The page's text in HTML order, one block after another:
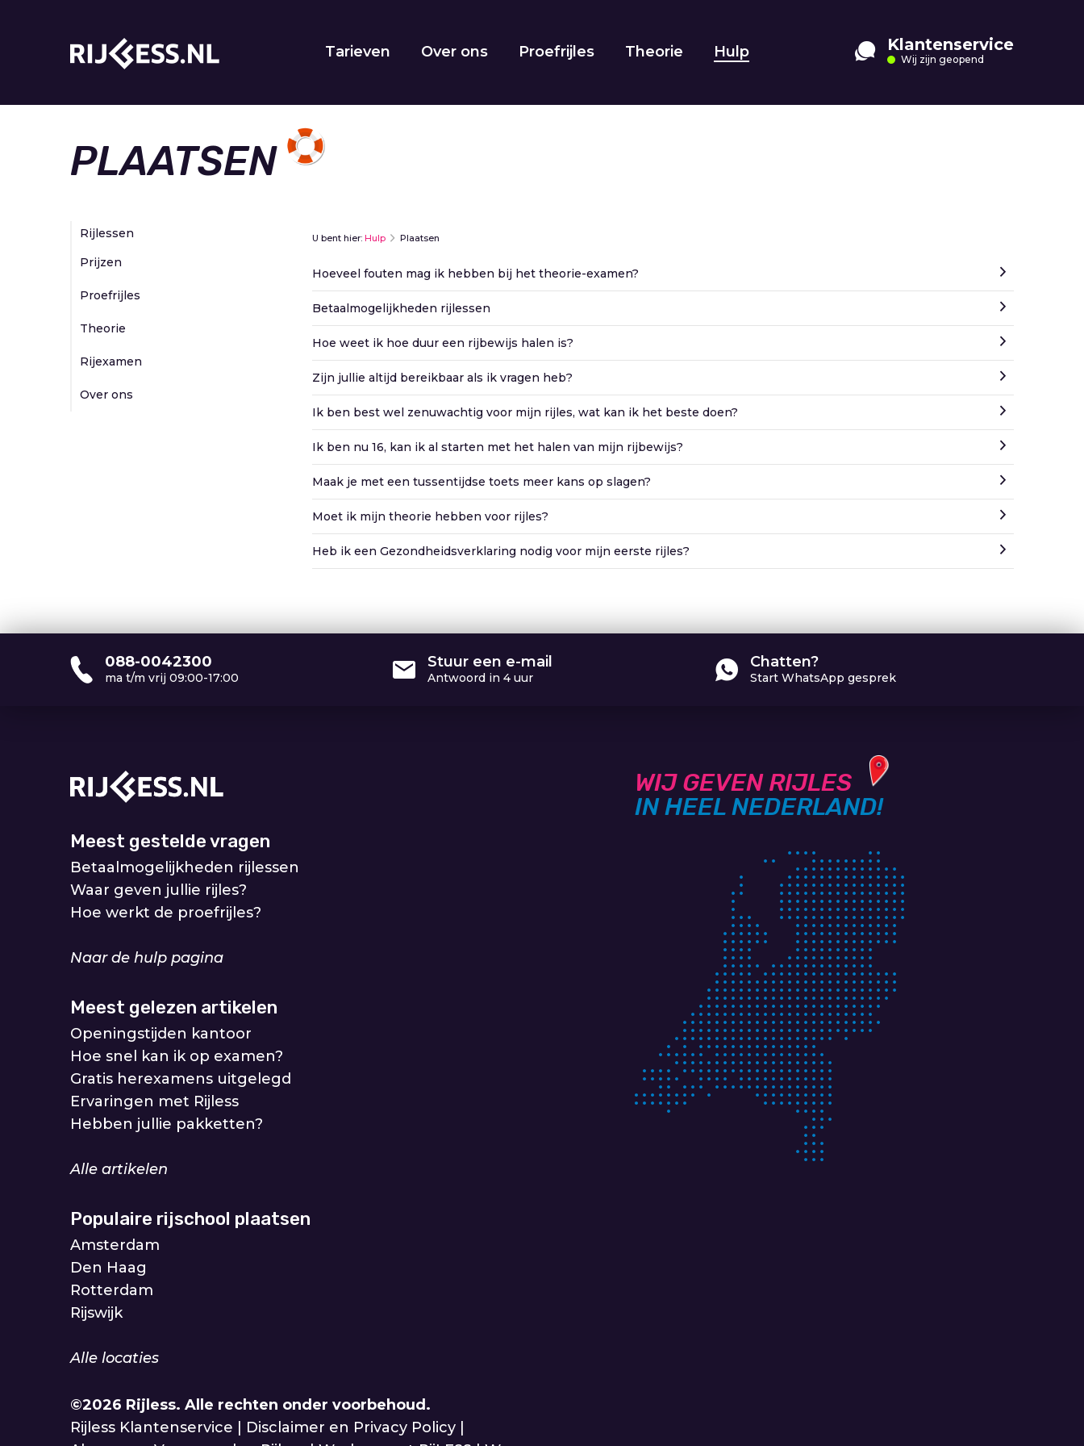
Tarieven Over ons Proefrijles Theorie Hulp Klantenservice
Wij zijn geopend
PLAATSEN
U bent hier: Hulp Plaatsen
Hoeveel fouten mag ik hebben bij het theorie-examen?
Betaalmogelijkheden rijlessen
Hoe weet ik hoe duur een rijbewijs halen is?
Zijn jullie altijd bereikbaar als ik vragen heb?
Ik ben best wel zenuwachtig voor mijn rijles, wat kan ik het beste doen?
Ik ben nu 16, kan ik al starten met het halen van mijn rijbewijs?
Maak je met een tussentijdse toets meer kans op slagen?
Moet ik mijn theorie hebben voor rijles?
Heb ik een Gezondheidsverklaring nodig voor mijn eerste rijles?
Rijlessen
Prijzen
Proefrijles
Theorie
Rijexamen
Over ons
088-0042300
ma t/m vrij 09:00-17:00
Stuur een e-mail
Antwoord in 4 uur
Chatten?
Start WhatsApp gesprek
Meest gestelde vragen
Betaalmogelijkheden rijlessen
Waar geven jullie rijles?
Hoe werkt de proefrijles?
Naar de hulp pagina
Meest gelezen artikelen
Openingstijden kantoor
Hoe snel kan ik op examen?
Gratis herexamens uitgelegd
Ervaringen met Rijless
Hebben jullie pakketten?
Alle artikelen
Populaire rijschool plaatsen
Amsterdam
Den Haag
Rotterdam
Rijswijk
Alle locaties
©2026 Rijless. Alle rechten onder voorbehoud.
Rijless Klantenservice
Disclaimer en Privacy Policy
WIJ GEVEN RIJLES
IN HEEL NEDERLAND!